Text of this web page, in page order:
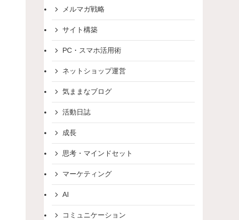
メルマガ戦略
サイト構築
PC・スマホ活用術
ネットショップ運営
気ままなブログ
活動日誌
成長
思考・マインドセット
マーケティング
AI
コミュニケーション